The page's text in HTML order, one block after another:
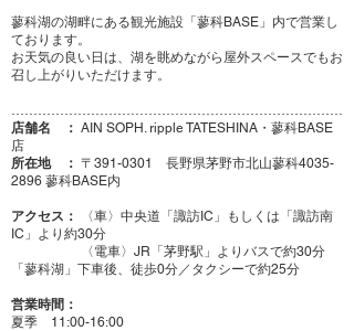
蓼科湖の湖畔にある観光施設「蓼科BASE」内で営業し
ております。
​お天気の良い日は、湖を眺めながら屋外スペースでもお
召し上がりいただけます。
…………………………………………………………………
店舗名 ： AIN SOPH. ripple TATESHINA・蓼科BASE
店
所在地 ： 〒391-0301 長野県茅野市北山蓼科4035-
2896 蓼科BASE内
アクセス：
〈車〉中央道「諏訪IC」もしくは「諏訪南
IC」より約30分
〈電車〉JR「茅野駅」よりバスで約30分
「蓼科湖」下車後、徒歩0分／タクシーで約25分
営業時間：
夏季 11:00-16:00